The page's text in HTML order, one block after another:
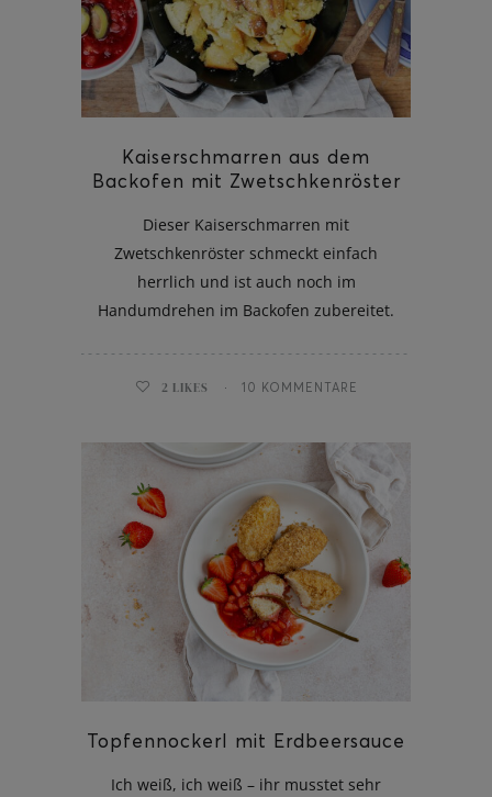
Kaiserschmarren aus dem
Backofen mit Zwetschkenröster
Dieser Kaiserschmarren mit
Zwetschkenröster schmeckt einfach
herrlich und ist auch noch im
Handumdrehen im Backofen zubereitet.
2 LIKES 10 KOMMENTARE
Topfennockerl mit Erdbeersauce
Ich weiß, ich weiß – ihr musstet sehr